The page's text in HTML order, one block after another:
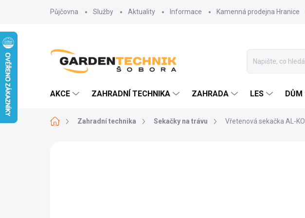
Půjčovna Služby Aktuality Informace Kamenná prodejna Hranice
AKCE ZAHRADNÍ TECHNIKA ZAHRADA LES DŮM
DomůZahradní technika Sekačky na trávu Vřetenová sekačka AL-